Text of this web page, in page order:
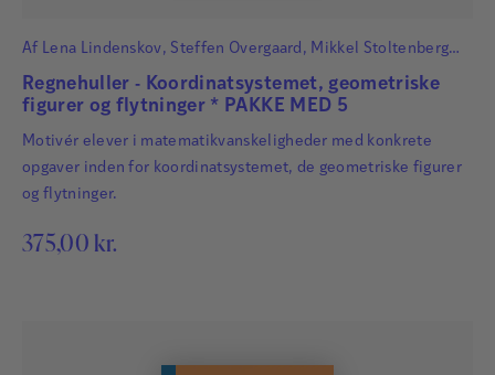
Af Lena Lindenskov, Steffen Overgaard , Mikkel Stoltenberg
Hatting ogCecilie Carlsen Bach
Regnehuller - Koordinatsystemet, geometriske
figurer og flytninger * PAKKE MED 5
Motivér elever i matematikvanskeligheder med konkrete
opgaver inden for koordinatsystemet, de geometriske figurer
og flytninger.
375,00 kr.